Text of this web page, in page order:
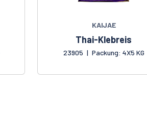
KAIJAE
Thai-Klebreis
23905 | Packung: 4X5 KG